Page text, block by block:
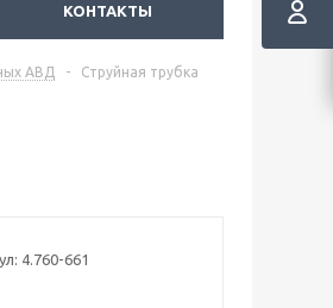
КОНТАКТЫ
АВД -
Струйная трубка
4.760-661